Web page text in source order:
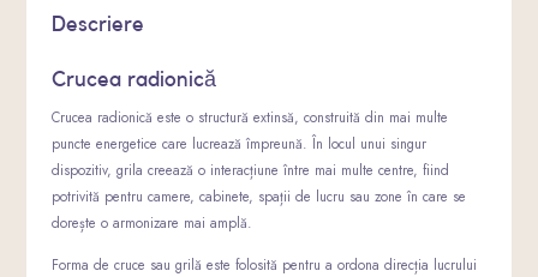
Descriere
Crucea radionică
Crucea radionică este o structură extinsă, construită din mai multe
puncte energetice care lucrează împreună. În locul unui singur
dispozitiv, grila creează o interacțiune între mai multe centre, fiind
potrivită pentru camere, cabinete, spații de lucru sau zone în care se
dorește o armonizare mai amplă.
Forma de cruce sau grilă este folosită pentru a ordona direcția lucrului